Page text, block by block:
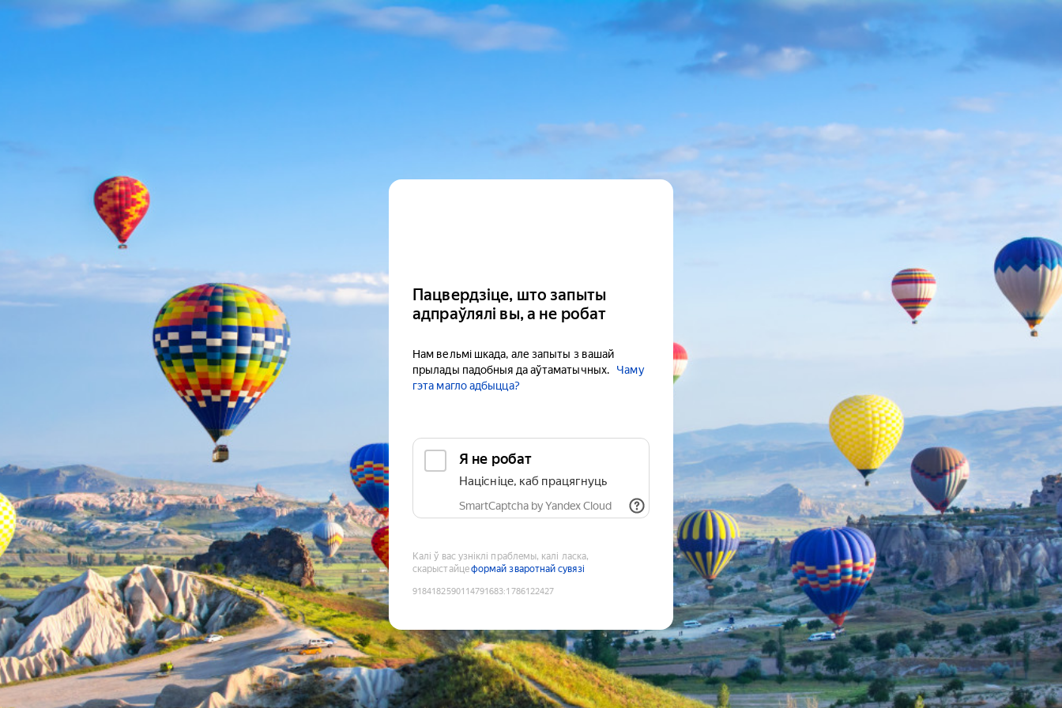
Пацвердзіце, што запыты
адпраўлялі вы, а не робат
Нам вельмі шкада, але запыты з вашай
прылады падобныя да аўтаматычных.
Чаму
гэта магло адбыцца?
Я не робат
Націсніце, каб працягнуць
SmartCaptcha by Yandex Cloud
Калі ў вас узніклі праблемы, калі ласка,
скарыстайцеформай зваротнай сувязі
9184182590114791683:1786122427